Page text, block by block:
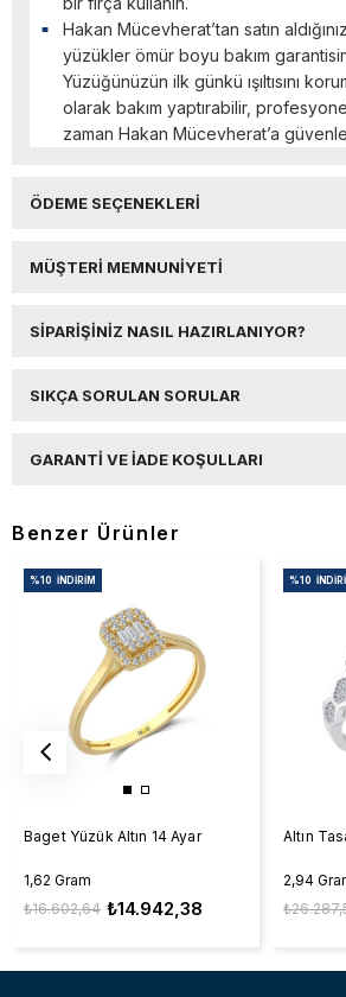
Hakan Mücevherat’tan satın
yüzükler ömür boyu bakım
Yüzüğünüzün ilk günkü ışıltısını
olarak bakım yaptırabilir,
zaman Hakan Mücevherat’a
ÖDEME SEÇENEKLERI
MÜŞTERI MEMNUNIYETI
SIPARIŞINIZ NASIL HAZIRLANIYOR?
SIKÇA SORULAN SORULAR
GARANTI VE İADE KOŞULLARI
Benzer Ürünler
Baget Yüzük Altın 14 Ayar
1,62 Gram
₺14.942,38
₺16.602,64
%10 İNDIRIM
Altın
2,94
%10